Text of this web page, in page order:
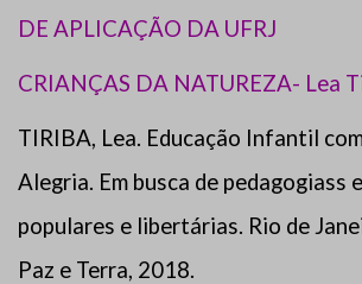
DE APLICAÇÃO DA UFRJ
CRIANÇAS DA NATUREZA- Lea
TIRIBA, Lea. Educação Infantil
Alegria. Em busca de pedagogiass
populares e libertárias. Rio de
Paz e Terra, 2018.